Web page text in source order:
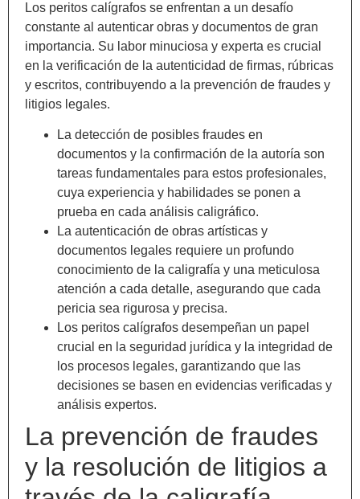
Los peritos calígrafos se enfrentan a un desafío
constante al autenticar obras y documentos de gran
importancia. Su labor minuciosa y experta es crucial
en la verificación de la autenticidad de firmas, rúbricas
y escritos, contribuyendo a la prevención de fraudes y
litigios legales.
La detección de posibles fraudes en
documentos y la confirmación de la autoría son
tareas fundamentales para estos profesionales,
cuya experiencia y habilidades se ponen a
prueba en cada análisis caligráfico.
La autenticación de obras artísticas y
documentos legales requiere un profundo
conocimiento de la caligrafía y una meticulosa
atención a cada detalle, asegurando que cada
pericia sea rigurosa y precisa.
Los peritos calígrafos desempeñan un papel
crucial en la seguridad jurídica y la integridad de
los procesos legales, garantizando que las
decisiones se basen en evidencias verificadas y
análisis expertos.
La prevención de fraudes
y la resolución de litigios a